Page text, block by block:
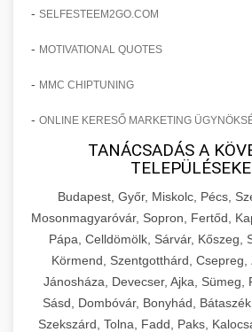
- SELFESTEEM2GO.COM
- MOTIVATIONAL QUOTES
- MMC CHIPTUNING
- ONLINE KERESŐ MARKETING
TANÁCSADÁS A
Budapest, Győr, Miskolc, Pécs,
Mosonmagyaróvár, Sopron, Fertőd,
Pápa, Celldömölk, Sárvár, Kőszeg,
Körmend, Szentgotthárd, Csepreg,
Jánosháza, Devecser, Ajka, Sümeg,
Sásd, Dombóvár, Bonyhád,
Szekszárd, Tolna, Fadd, Paks,